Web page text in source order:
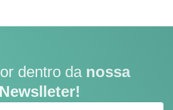
dentro da nossa
Newslleter!